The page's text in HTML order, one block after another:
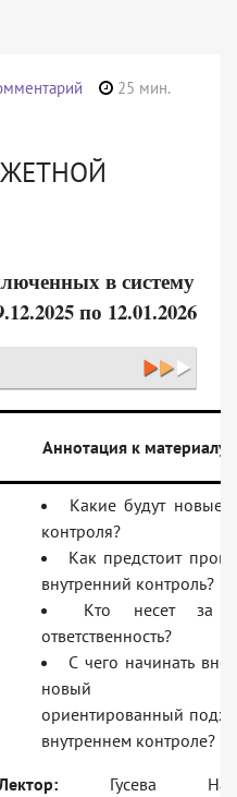
25 мин.
в систему
по 12.01.2026
Аннотация к материалу
Какие будут новые
контроля?
Как предстоит
внутренний контроль?
Кто несет за
ответственность?
С чего начинать
новый
ориентированный
внутреннем контроле?
Гусева